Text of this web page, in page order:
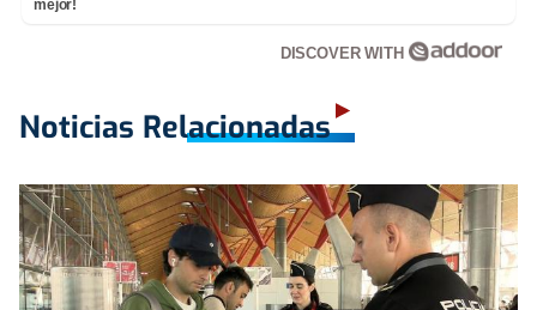
mejor!
DISCOVER WITH
Noticias Relacionadas